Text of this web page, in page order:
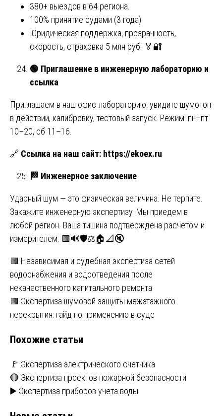
380+ выездов в 64 региона.
100% принятие судами (3 года).
Юридическая поддержка, прозрачность,
скорость, страховка 5 млн руб. 🏅🔐
🟢 Приглашение в инженерную лабораторию и
ссылка
Приглашаем в наш офис-лабораторию: увидите шумотоп
в действии, калибровку, тестовый запуск. Режим: пн–пт
10–20, сб 11–16.
🔗 Ссылка на наш сайт: https://ekoex.ru
🏁 Инженерное заключение
Ударный шум — это физическая величина. Не терпите.
Закажите инженерную экспертизу. Мы приедем в
любой регион. Ваша тишина подтверждена расчётом и
измерителем. 🟩🔊🛡️⚖️🏠📐🔇
Навигация
по
записям
🟩 Независимая и судебная экспертиза сетей
водоснабжения и водоотведения после
некачественного капитального ремонта
🟩 Экспертиза шумовой защиты межэтажного
перекрытия: гайд по применению в суде
Похожие статьи
🚩 Экспертиза электрического счетчика
🔴 Экспертиза проектов пожарной безопасности
▶️ Экспертиза приборов учета воды